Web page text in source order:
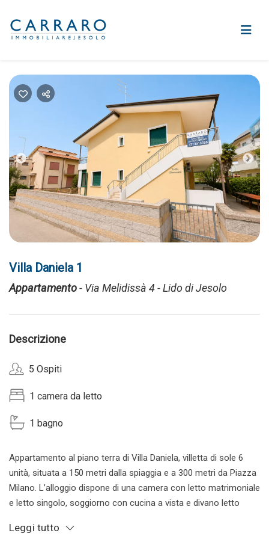
Previous
Villa Daniela 1
Appartamento- Via Melidissà 4 - Lido di Jesolo
Descrizione
5 Ospiti
1 camera da letto
1 bagno
Appartamento al piano terra di Villa Daniela, villetta di sole 6
unità, situata a 150 metri dalla spiaggia e a 300 metri da Piazza
Milano. L’alloggio dispone di una camera con letto matrimoniale
e letto singolo, soggiorno con cucina a vista e divano letto
doccia. Completa la proprietà una terrazza abitabile arredata
Leggi tutto